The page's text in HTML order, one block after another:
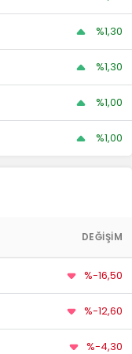
8,08 8,35
5,59
47,50
%1,30
%1,30
%1,00
%1,00
DEĞIŞIM
%-16,50
%-12,60
%-4,30